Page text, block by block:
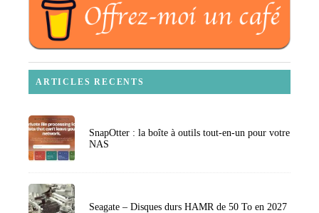
ARTICLES RECENTS
SnapOtter : la boîte à outils tout-en-un pour votre
NAS
Seagate – Disques durs HAMR de 50 To en 2027